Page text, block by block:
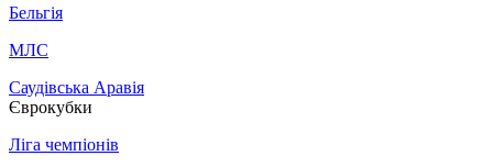
Бельгія
МЛС
Саудівська Аравія
Єврокубки
Ліга чемпіонів